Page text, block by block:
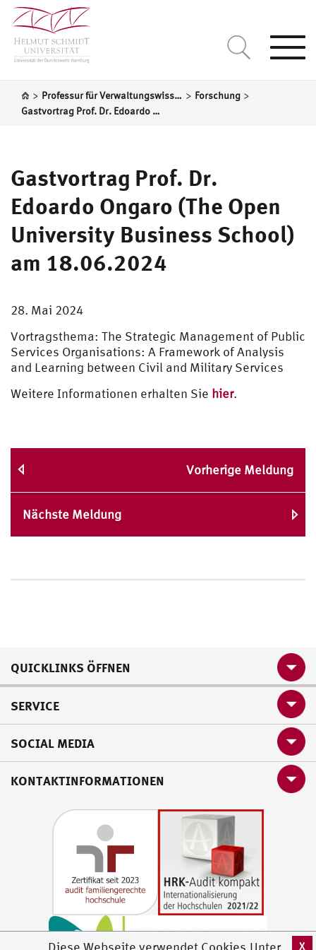
Diese Webseite verwendet Cookies.Unter X
> Professur für Verwaltungswissenschaft > Forschung >
Gastvortrag Prof. Dr. Edoardo Ongaro (The Open University Business School) am 18.06.2024
Gastvortrag Prof. Dr.
Edoardo Ongaro (The Open
University Business School)
am 18.06.2024
28. Mai 2024
Vortragsthema: The Strategic Management of Public
Services Organisations: A Framework of Analysis
and Learning between Civil and Military Services
Weitere Informationen erhalten Sie hier.
Vorherige Meldung
Nächste Meldung
QUICKLINKS ÖFFNEN
SERVICE
SOCIAL MEDIA
KONTAKTINFORMATIONEN